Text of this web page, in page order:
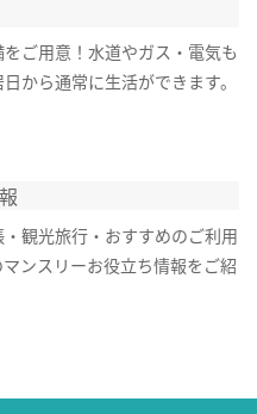
ご用意！水道やガス・電気も
から通常に生活ができます。
観光旅行・おすすめのご利用
ンスリーお役立ち情報をご紹